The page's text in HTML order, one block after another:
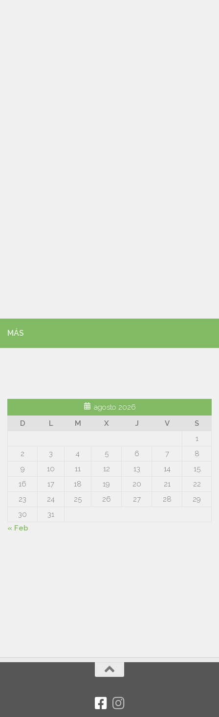
MÁS
agosto 2026
D
L M X J V
S
1
2
3 4 5 6 7
8
9
10 11 12 13 14
15
16
17 18 19 20 21
22
23
24 25 26 27 28
29
30
31
« Feb